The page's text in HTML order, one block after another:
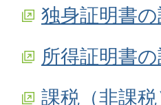
独身証明書
所得証明書
課税（非課